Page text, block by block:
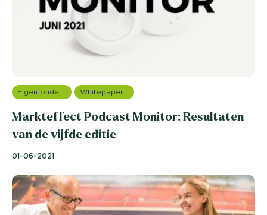
Markteffect Podcast Monitor: Resultaten
van de vijfde editie
01-06-2021